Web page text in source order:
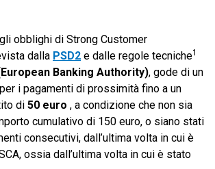
obblighi di Strong Customer
dalla PSD2 e dalle regole tecniche1
Banking Authority), gode di un
i pagamenti di prossimità fino a un
di 50 euro , a condizione che non sia
cumulativo di 150 euro, o siano stati
consecutivi, dall’ultima volta in cui è
ossia dall’ultima volta in cui è stato